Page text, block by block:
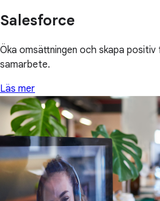
Salesforce
Öka omsättningen och skapa positiv
samarbete.
Läs mer